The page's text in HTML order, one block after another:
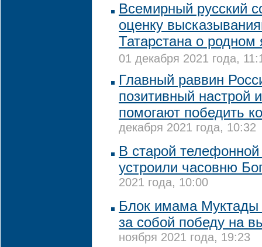
Всемирный русский
оценку
Татарстана о
01 декабря 2021 года,
Главный раввин
позитивный настрой
помогают победить
декабря 2021 года, 10:32
В старой
устроили часовню
2021 года, 10:00
Блок имама Муктады
за собой победу на
ноября 2021 года, 19:23